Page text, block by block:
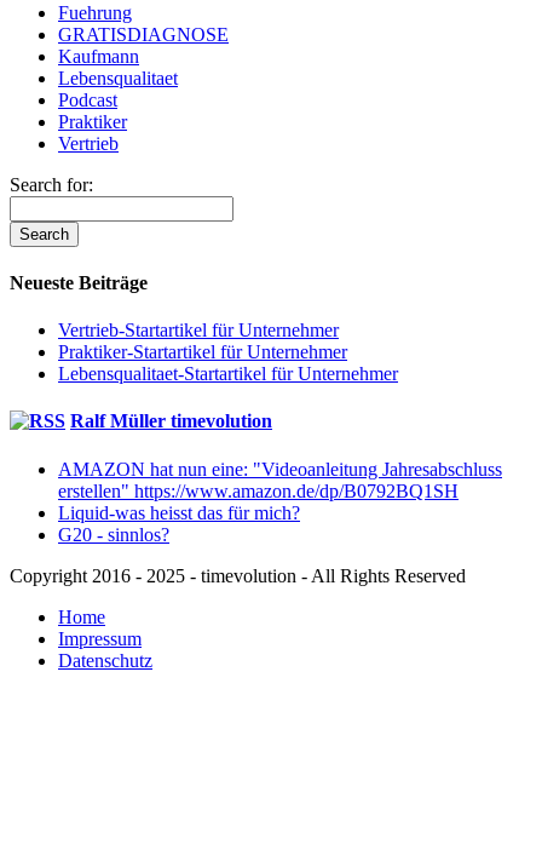
Fuehrung
GRATISDIAGNOSE
Kaufmann
Lebensqualitaet
Podcast
Praktiker
Vertrieb
Search for:
Neueste Beiträge
Vertrieb-Startartikel für Unternehmer
Praktiker-Startartikel für Unternehmer
Lebensqualitaet-Startartikel für Unternehmer
Ralf Müller timevolution
AMAZON hat nun eine: "Videoanleitung Jahresabschluss
erstellen" https://www.amazon.de/dp/B0792BQ1SH
Liquid-was heisst das für mich?
G20 - sinnlos?
Copyright 2016 - 2025 - timevolution - All Rights Reserved
Home
Impressum
Datenschutz